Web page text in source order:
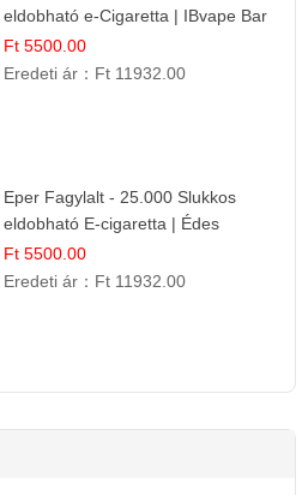
eldobható e-Cigaretta | IBvape Bar
Ft 5500.00
Eredeti ár： Ft 11932.00
Eper Fagylalt - 25.000 Slukkos
eldobható E-cigaretta | Édes
Desszert Íz
Ft 5500.00
Eredeti ár： Ft 11932.00